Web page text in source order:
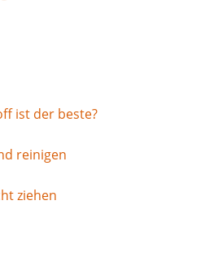
ist der beste?
reinigen
ziehen